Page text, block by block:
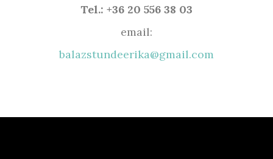
Tel.: +36 20 556 38 03
email:
balazstundeerika@gmail.com